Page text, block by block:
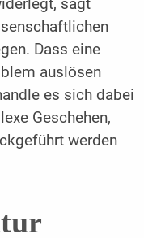
sagt
Dass eine
auslösen
es sich dabei
Geschehen,
werden